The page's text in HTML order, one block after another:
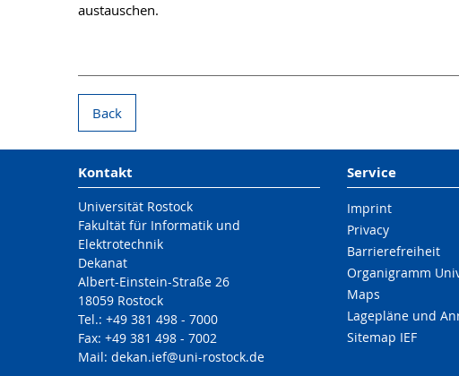
austauschen.
Back
Kontakt
Universität Rostock
Fakultät für Informatik und
Elektrotechnik
Dekanat
Albert-Einstein-Straße 26
18059 Rostock
Tel.: +49 381 498 - 7000
Fax: +49 381 498 - 7002
Mail: dekan.ief@uni-rostock.de
Service
Imprint
Privacy
Barrierefreiheit
Organigramm
Maps
Lagepläne und
Sitemap IEF